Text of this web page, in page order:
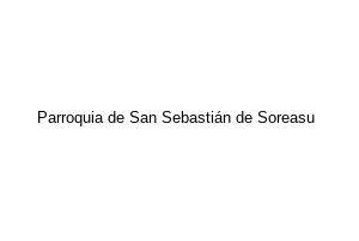
Parroquia de San Sebastián de Soreasu